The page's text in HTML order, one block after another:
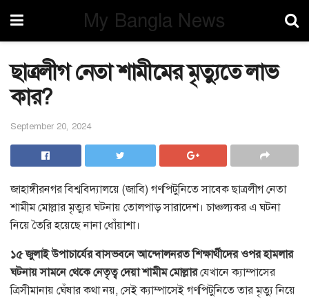
My Bangla News
ছাত্রলীগ নেতা শামীমের মৃত্যুতে লাভ
কার?
September 20, 2024
জাহাঙ্গীরনগর বিশ্ববিদ্যালয়ে (জাবি) গণপিটুনিতে সাবেক ছাত্রলীগ নেতা
শামীম মোল্লার মৃত্যুর ঘটনায় তোলপাড় সারাদেশ। চাঞ্চল্যকর এ ঘটনা
নিয়ে তৈরি হয়েছে নানা ধোঁয়াশা।
১৫ জুলাই উপাচার্যের বাসভবনে আন্দোলনরত শিক্ষার্থীদের ওপর হামলার
ঘটনায় সামনে থেকে নেতৃত্ব দেয়া শামীম মোল্লারযেখানে ক্যাম্পাসের
ত্রিসীমানায় ঘেঁষার কথা নয়, সেই ক্যাম্পাসেই গণপিটুনিতে তার মৃত্যু নিয়ে